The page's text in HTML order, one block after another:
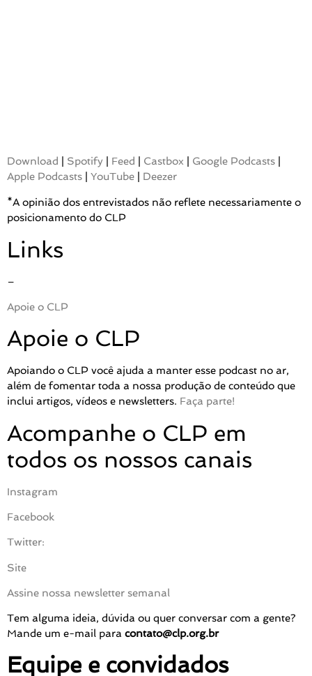
Download Spotify Feed Castbox Google Podcasts
Apple Podcasts
YouTube Deezer
*A opinião dos entrevistados não reflete necessariamente o
posicionamento do CLP
Links
–
Apoie o CLP
Apoie o CLP
Apoiando o CLP você ajuda a manter esse podcast no ar,
além de fomentar toda a nossa produção de conteúdo que
inclui artigos, vídeos e newsletters. Faça parte!
Acompanhe o CLP em
todos os nossos canais
Instagram
Facebook
Twitter:
Site
Assine nossa newsletter semanal
Tem alguma ideia, dúvida ou quer conversar com a gente?
Mande um e-mail para contato@clp.org.br
Equipe e convidados